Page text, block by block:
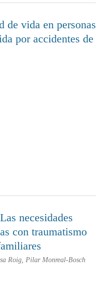
de vida en personas
por accidentes de
necesidades
con traumatismo
Roig, Pilar Monreal-Bosch